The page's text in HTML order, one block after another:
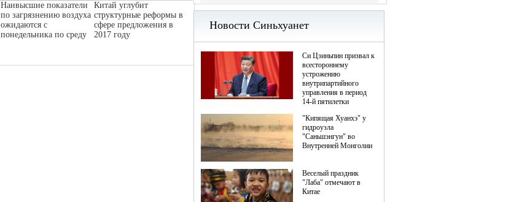
Наивысшие показатели
по загрязнению воздуха
ожидаются с
понедельника по среду
Китай углубит
структурные реформы в
сфере предложения в
2017 году